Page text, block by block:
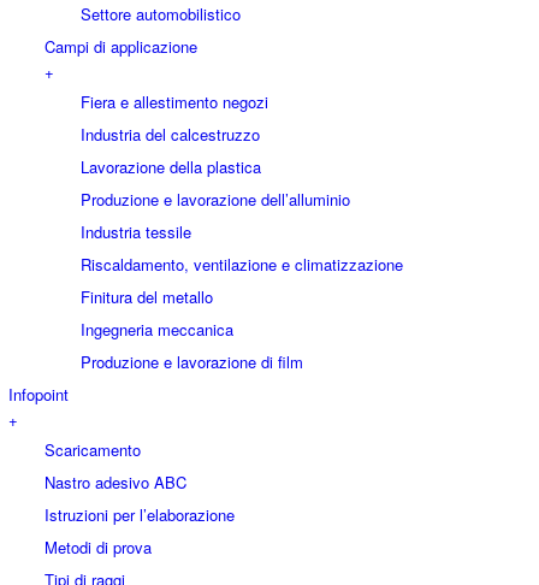
Settore automobilistico
Campi di applicazione
+
Fiera e allestimento negozi
Industria del calcestruzzo
Lavorazione della plastica
Produzione e lavorazione dell’alluminio
Industria tessile
Riscaldamento, ventilazione e climatizzazione
Finitura del metallo
Ingegneria meccanica
Produzione e lavorazione di film
Infopoint
+
Scaricamento
Nastro adesivo ABC
Istruzioni per l’elaborazione
Metodi di prova
Tipi di raggi